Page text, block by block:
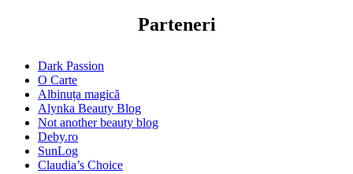
Parteneri
Dark Passion
O Carte
Albinuța magică
Alynka Beauty Blog
Not another beauty blog
Deby.ro
SunLog
Claudia’s Choice